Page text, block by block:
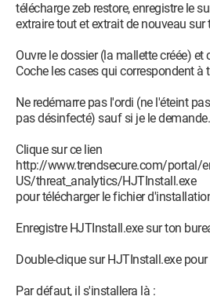
télécharge zeb restore, enregistre le
extraire tout et extrait de nouveau sur
Ouvre le dossier (la mallette créée) et
Coche les cases qui correspondent à
Ne redémarre pas l'ordi (ne l'éteint
pas désinfecté) sauf si je le demande.
Clique sur ce lien
http://www.trendsecure.com/portal/
US/threat_analytics/HJTInstall.exe
pour télécharger le fichier
Enregistre HJTInstall.exe sur ton
Double-clique sur HJTInstall.exe
Par défaut, il s'installera là :